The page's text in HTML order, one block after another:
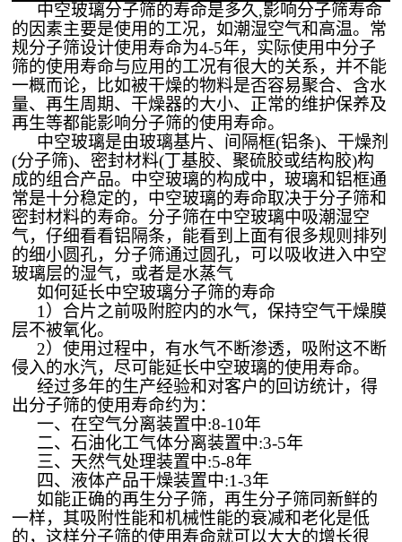
中空玻璃分子筛的寿命是多久,影响分子筛寿命
的因素主要是使用的工况，如潮湿空气和高温。常
规分子筛设计使用寿命为4-5年，实际使用中分子
筛的使用寿命与应用的工况有很大的关系，并不能
一概而论，比如被干燥的物料是否容易聚合、含水
量、再生周期、干燥器的大小、正常的维护保养及
再生等都能影响分子筛的使用寿命。
中空玻璃是由玻璃基片、间隔框(铝条)、干燥剂
(分子筛)、密封材料(丁基胶、聚硫胶或结构胶)构
成的组合产品。中空玻璃的构成中，玻璃和铝框通
常是十分稳定的，中空玻璃的寿命取决于分子筛和
密封材料的寿命。分子筛在中空玻璃中吸潮湿空
气，仔细看看铝隔条，能看到上面有很多规则排列
的细小圆孔，分子筛通过圆孔，可以吸收进入中空
玻璃层的湿气，或者是水蒸气
如何延长中空玻璃分子筛的寿命
1）合片之前吸附腔内的水气，保持空气干燥膜
层不被氧化。
2）使用过程中，有水气不断渗透，吸附这不断
侵入的水汽，尽可能延长中空玻璃的使用寿命。
经过多年的生产经验和对客户的回访统计，得
出分子筛的使用寿命约为：
一、在空气分离装置中:8-10年
二、石油化工气体分离装置中:3-5年
三、天然气处理装置中:5-8年
四、液体产品干燥装置中:1-3年
如能正确的再生分子筛，再生分子筛同新鲜的
一样，其吸附性能和机械性能的衰减和老化是低
的，这样分子筛的使用寿命就可以大大的增长很